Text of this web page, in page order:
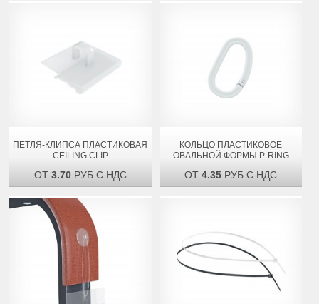
ПЕТЛЯ-КЛИПСА ПЛАСТИКОВАЯ
CEILING CLIP
ОТ 3.70РУБ С НДС
КОЛЬЦО ПЛАСТИКОВОЕ
ОВАЛЬНОЙ ФОРМЫ P-RING
ОТ4.35 РУБ С НДС